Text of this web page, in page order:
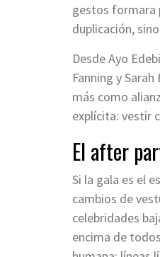
gestos formara
duplicación,
Desde Ayo
Fanning y
más como
explícita: vestir
El after
Si la gala es el
cambios de
celebridades
encima de